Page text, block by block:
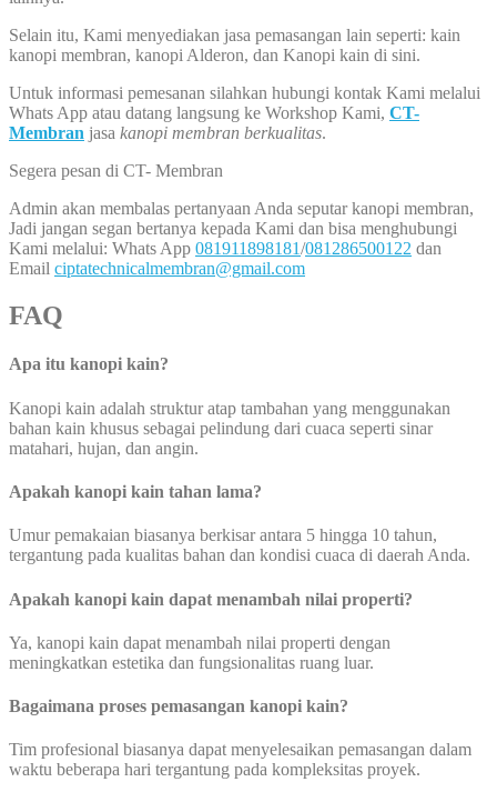
Selain itu, Kami menyediakan jasa pemasangan lain seperti: kain
kanopi membran, kanopi Alderon, dan Kanopi kain di sini.
Untuk informasi pemesanan silahkan hubungi kontak Kami melalui
Whats App atau datang langsung ke Workshop Kami, CT-
Membran jasa kanopi membran berkualitas.
Segera pesan di CT- Membran
Admin akan membalas pertanyaan Anda seputar kanopi membran,
Jadi jangan segan bertanya kepada Kami dan bisa menghubungi
Kami melalui: Whats App 081911898181/081286500122 dan
Email ciptatechnicalmembran@gmail.com
FAQ
Apa itu kanopi kain?
Kanopi kain adalah struktur atap tambahan yang menggunakan
bahan kain khusus sebagai pelindung dari cuaca seperti sinar
matahari, hujan, dan angin.
Apakah kanopi kain tahan lama?
Umur pemakaian biasanya berkisar antara 5 hingga 10 tahun,
tergantung pada kualitas bahan dan kondisi cuaca di daerah Anda.
Apakah kanopi kain dapat menambah nilai properti?
Ya, kanopi kain dapat menambah nilai properti dengan
meningkatkan estetika dan fungsionalitas ruang luar.
Bagaimana proses pemasangan kanopi kain?
Tim profesional biasanya dapat menyelesaikan pemasangan dalam
waktu beberapa hari tergantung pada kompleksitas proyek.